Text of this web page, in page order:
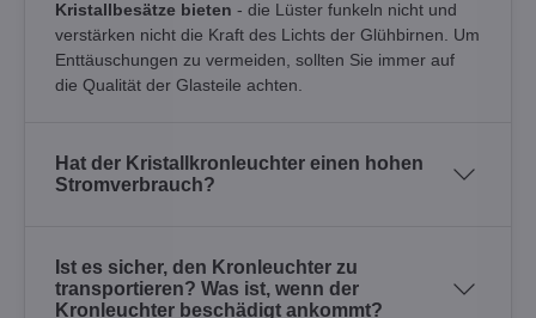
Kristallbesätze bieten - die Lüster funkeln nicht und
verstärken nicht die Kraft des Lichts der Glühbirnen. Um
Enttäuschungen zu vermeiden, sollten Sie immer auf
die Qualität der Glasteile achten.
Hat der Kristallkronleuchter einen hohen
Stromverbrauch?
Ist es sicher, den Kronleuchter zu
transportieren? Was ist, wenn der
Kronleuchter beschädigt ankommt?